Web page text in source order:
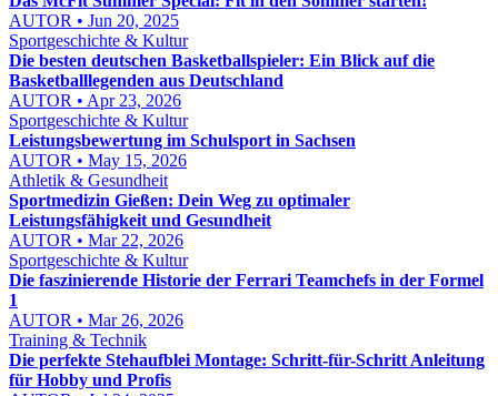
AUTOR • Jun 20, 2025
Sportgeschichte & Kultur
Die besten deutschen Basketballspieler: Ein Blick auf die
Basketballlegenden aus Deutschland
AUTOR • Apr 23, 2026
Sportgeschichte & Kultur
Leistungsbewertung im Schulsport in Sachsen
AUTOR • May 15, 2026
Athletik & Gesundheit
Sportmedizin Gießen: Dein Weg zu optimaler
Leistungsfähigkeit und Gesundheit
AUTOR • Mar 22, 2026
Sportgeschichte & Kultur
Die faszinierende Historie der Ferrari Teamchefs in der Formel
1
AUTOR • Mar 26, 2026
Training & Technik
Die perfekte Stehaufblei Montage: Schritt-für-Schritt Anleitung
für Hobby und Profis